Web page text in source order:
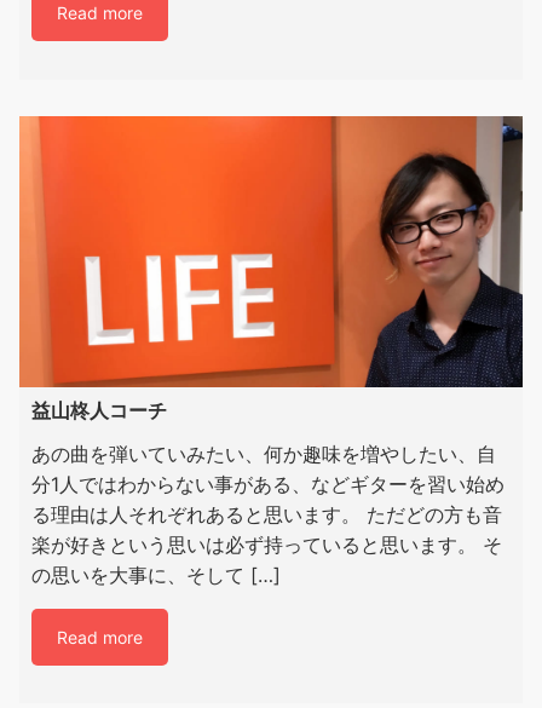
Read more
益山柊人コーチ
あの曲を弾いていみたい、何か趣味を増やしたい、自
分1人ではわからない事がある、などギターを習い始め
る理由は人それぞれあると思います。 ただどの方も音
楽が好きという思いは必ず持っていると思います。 そ
の思いを大事に、そして […]
Read more